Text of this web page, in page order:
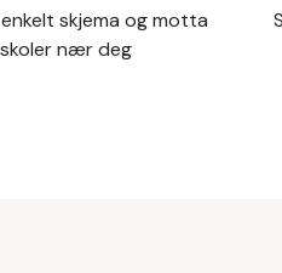
skjema og motta
nær deg